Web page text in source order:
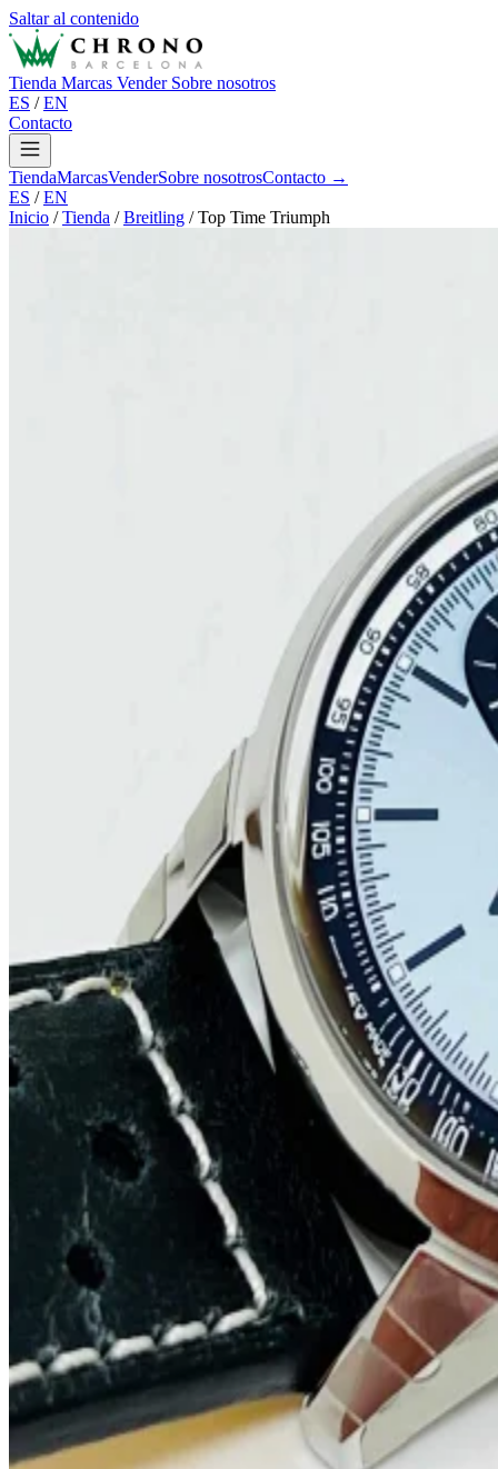
Saltar al contenido
Tienda Marcas Vender Sobre nosotros
ES / EN
Contacto
TiendaMarcasVenderSobre nosotrosContacto →
ES / EN
Inicio / Tienda / Breitling / Top Time Triumph